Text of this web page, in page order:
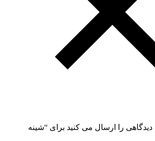
دیدگاهی را ارسال می کنید برای “شینه